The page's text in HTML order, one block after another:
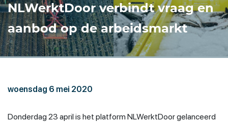
NLWerktDoor verbindt vraag en
aanbod op de arbeidsmarkt
woensdag 6 mei 2020
Donderdag 23 april is het platform NLWerktDoor gelanceerd